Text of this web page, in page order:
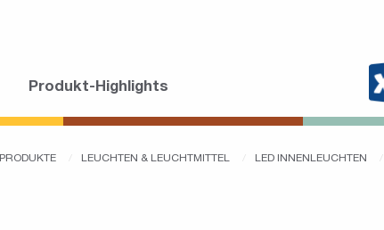
Produkt-Highlights
PRODUKTE LEUCHTEN & LEUCHTMITTEL LED INNENLEUCHTEN